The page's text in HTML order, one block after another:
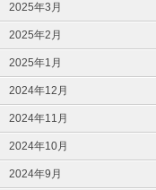
2025年3月
2025年2月
2025年1月
2024年12月
2024年11月
2024年10月
2024年9月